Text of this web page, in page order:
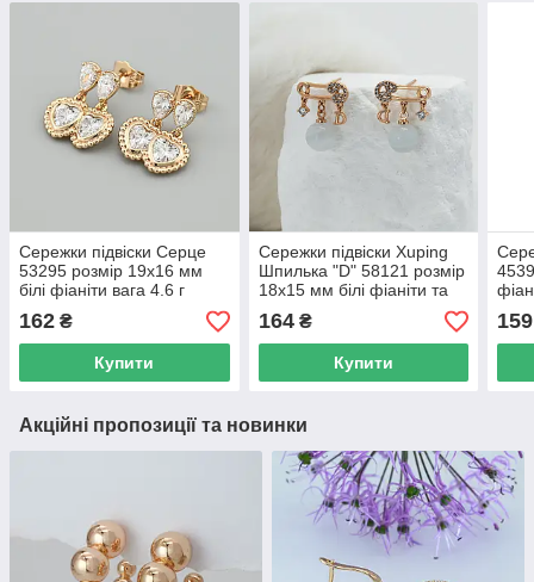
Сережки підвіски Серце
53295 розмір 19х16 мм
білі фіаніти вага 4.6 г
162 ₴
Купити
Сережки підвіски Xuping
Шпилька "D" 58121 розмір
18х15 мм білі фіаніти та
місячний камінь вага 3.2 г
позолота 18К
164₴
Купити
159
Акційні пропозиції та новинки